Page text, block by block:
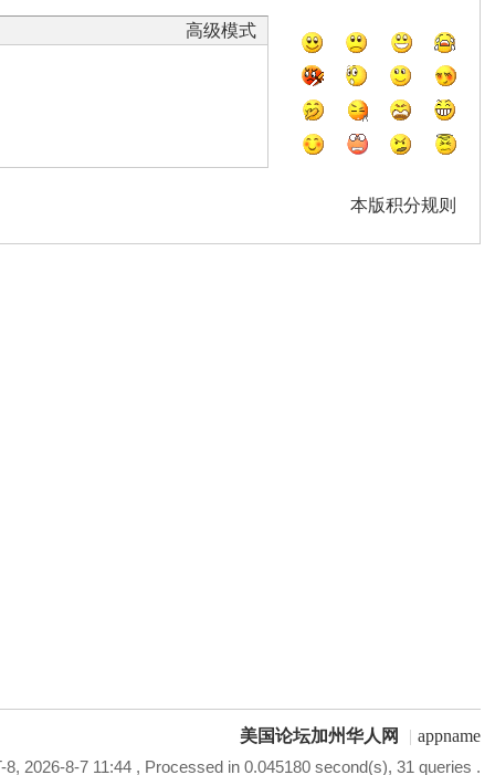
高级模式
本版积分规则
美国论坛加州华人网 | appname
8, 2026-8-7 11:44, Processed in 0.045180 second(s), 31 queries .